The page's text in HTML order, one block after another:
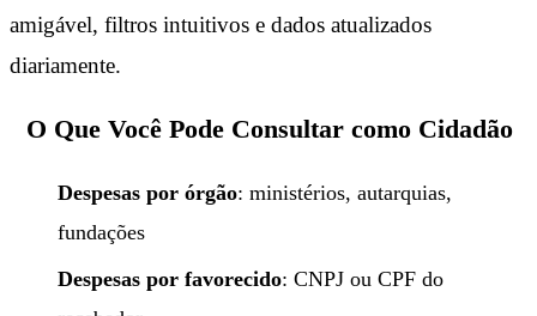
amigável, filtros intuitivos e dados atualizados
diariamente.
O Que Você Pode Consultar como Cidadão
Despesas por órgão: ministérios, autarquias,
fundações
Despesas por favorecido: CNPJ ou CPF do